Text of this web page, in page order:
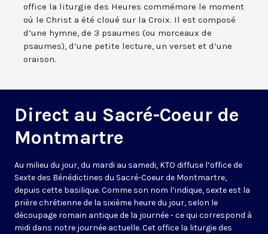
office la liturgie des Heures commémore le moment
où le Christ a été cloué sur la Croix. Il est composé
d’une hymne, de 3 psaumes (ou morceaux de
psaumes), d’une petite lecture, un verset et d’une
oraison.
Direct au Sacré-Coeur de
Montmartre
Au milieu du jour, du mardi au samedi, KTO diffuse l’office de
Sexte des Bénédictines du Sacré-Coeur de Montmartre,
depuis cette basilique. Comme son nom l’indique, sexte est la
prière chrétienne de la sixième heure du jour, selon le
découpage romain antique de la journée - ce qui correspond à
midi dans notre journée actuelle. Cet office la liturgie des